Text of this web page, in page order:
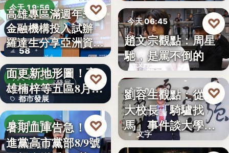
今天 19:56
金融政策
58
高雄專區滿週年58家
金融機構投入試辦
羅達生分享亞洲資
產…
♡
都市發展
今天 19:55
都市發展
文字
二十多年來首次全
面更新地形圖！高
雄楠梓等五區8月20
日上…
♡
今天 19:53
公益活動
暑期血庫告急！民
進黨高市黨部8/9號
♡
今天 06:45
文化評論
文字
趙文宗觀點：周星
馳，是罵不倒的
♡
今天 06:42
教育評論
文字
劉容生觀點：從清
大校長「騎驢找
馬」事件談大學治
理與領導倫…
♡